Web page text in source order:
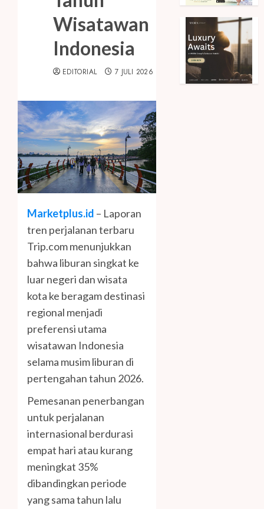
Wisatawan
Indonesia
EDITORIAL 7 JULI 2026
Marketplus.id – Laporan
tren perjalanan terbaru
Trip.com menunjukkan
bahwa liburan singkat ke
luar negeri dan wisata
kota ke beragam destinasi
regional menjadi
preferensi utama
wisatawan Indonesia
selama musim liburan di
pertengahan tahun 2026.
Pemesanan penerbangan
untuk perjalanan
internasional berdurasi
empat hari atau kurang
meningkat 35%
dibandingkan periode
yang sama tahun lalu